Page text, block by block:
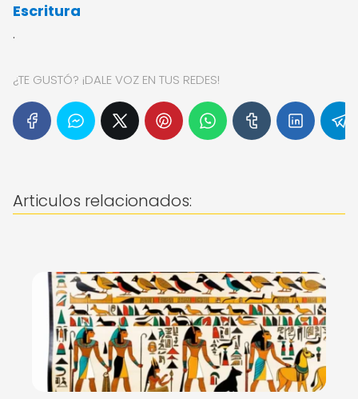
Escritura
.
¿TE GUSTÓ? ¡DALE VOZ EN TUS REDES!
Articulos relacionados: